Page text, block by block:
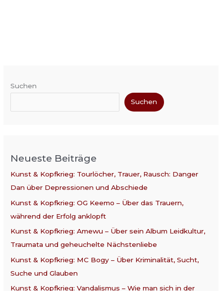
Suchen
Suchen
Neueste Beiträge
Kunst & Kopfkrieg: Tourlöcher, Trauer, Rausch: Danger
Dan über Depressionen und Abschiede
Kunst & Kopfkrieg: OG Keemo – Über das Trauern,
während der Erfolg anklopft
Kunst & Kopfkrieg: Amewu – Über sein Album Leidkultur,
Traumata und geheuchelte Nächstenliebe
Kunst & Kopfkrieg: MC Bogy – Über Kriminalität, Sucht,
Suche und Glauben
Kunst & Kopfkrieg: Vandalismus – Wie man sich in der